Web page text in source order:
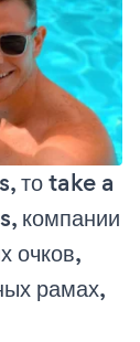
то take a
компании
очков,
рамах,